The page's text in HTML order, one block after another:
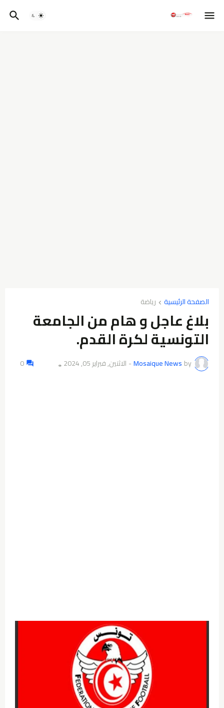
الصفحة الرئيسية رياضة
بلاغ عاجل و هام من الجامعة
التونسية لكرة القدم.
by
Mosaique News
- الاثنين, فبراير 05, 2024 👁️
0